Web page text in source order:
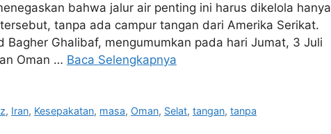
bahwa jalur air penting ini harus dikelola hanya
tanpa ada campur tangan dari Amerika Serikat.
Bagher Ghalibaf, mengumumkan pada hari Jumat, 3 Juli
Oman … Baca Selengkapnya
, Iran, Kesepakatan, masa, Oman, Selat,tangan,tanpa